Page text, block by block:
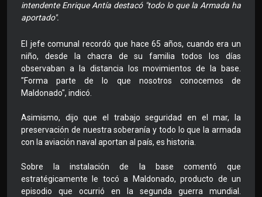
intendente Enrique Antía destacó "todo lo que la Armada ha
aportado".
El jefe comunal recordó que hace 65 años, cuando era un
niño, desde la chacra de su familia todos los días
observaban a la distancia los movimientos de la base.
"Forma parte de lo que nosotros conocemos de
Maldonado", indicó.
Asimismo, dijo que el trabajo seguridad en el mar, la
preservación de nuestra soberanía y todo lo que la armada
con la aviación naval aportan al país, es historia.
Sobre la instalación de la base comentó que
estratégicamente le tocó a Maldonado, producto de un
episodio que ocurrió en la segunda guerra mundial.